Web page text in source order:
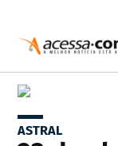
ASTRAL